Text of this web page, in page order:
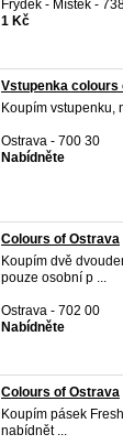
Frýdek - Místek -
1 Kč
Vstupenka colours
Koupím vstupenku,
Ostrava - 700 30
Nabídněte
Colours of Ostrava
Koupím dvě
pouze osobní p ...
Ostrava - 702 00
Nabídněte
Colours of Ostrava
Koupím pásek
nabídnět ...